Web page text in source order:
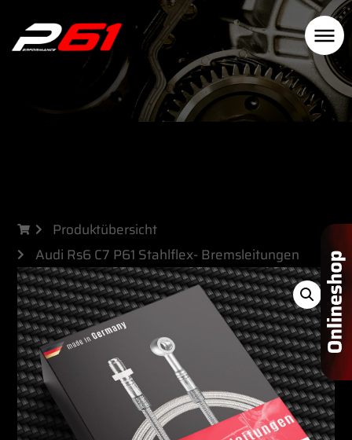
Produktübersicht
Audi Rs6 C7 P61 Stahlflex- Bremsleitungen